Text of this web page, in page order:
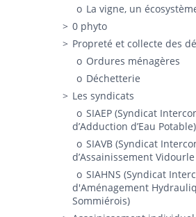
La vigne, un
0 phyto
Propreté et collecte des
Ordures ménagères
Déchetterie
Les syndicats
SIAEP (Syndicat
d’Adduction d’Eau Potable)
SIAVB (Syndicat
d’Assainissement
SIAHNS (Syndicat
d'Aménagement
Sommiérois)